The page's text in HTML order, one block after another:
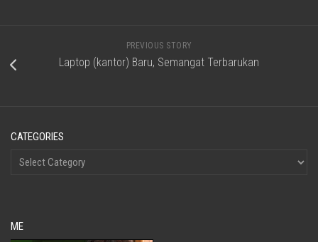
PREVIOUS STORY
Laptop (kantor) Baru, Semangat Terbarukan
CATEGORIES
ME